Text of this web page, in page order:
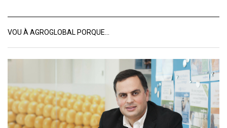
VOU À AGROGLOBAL PORQUE…